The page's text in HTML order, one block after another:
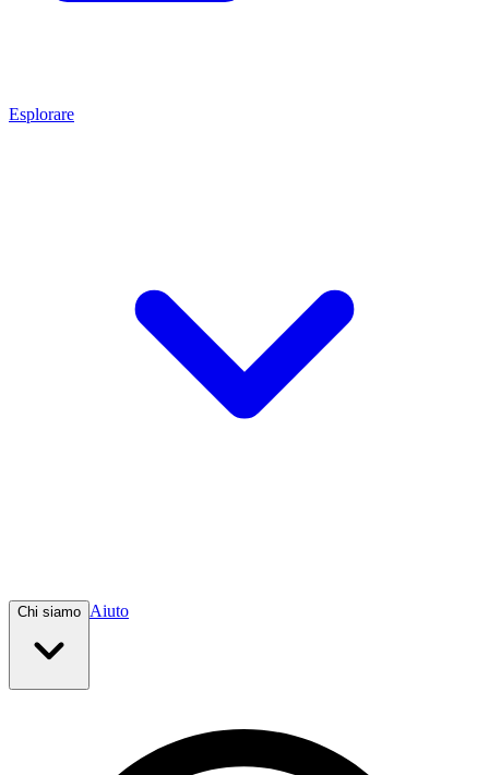
Esplorare
Chi siamo Aiuto